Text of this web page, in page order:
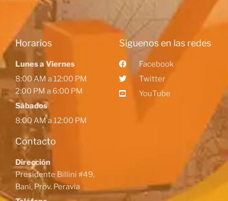
Horarios
Lunes a Viernes
8:00 AM a 12:00 PM
2:00 PM a 6:00 PM
Sábados
8:00 AM a 12:00 PM
Contacto
Dirección
Presidente Billini #49,
Baní, Prov. Peravia
Siguenos en las redes
Facebook
Twitter
YouTube